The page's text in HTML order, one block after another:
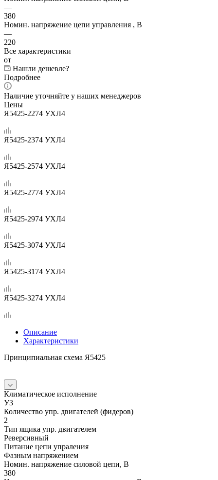
—
380
Номин. напряжение цепи управления , В
—
220
Все характеристики
от
Нашли дешевле?
Подробнее
Наличие уточняйте у наших менеджеров
Цены
Я5425-2274 УХЛ4
Я5425-2374 УХЛ4
Я5425-2574 УХЛ4
Я5425-2774 УХЛ4
Я5425-2974 УХЛ4
Я5425-3074 УХЛ4
Я5425-3174 УХЛ4
Я5425-3274 УХЛ4
Описание
Характеристики
Принципиальная схема Я5425
Климатическое исполнение
У3
Количество упр. двигателей (фидеров)
2
Тип ящика упр. двигателем
Реверсивный
Питание цепи упраления
Фазным напряжением
Номин. напряжение силовой цепи, В
380